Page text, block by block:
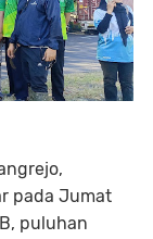
pada Jumat
puluhan